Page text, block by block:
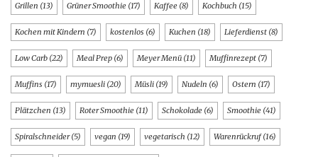
Grillen (13) Grüner Smoothie (17) Kaffee (8) Kochbuch (15)
Kochen mit Kindern (7) kostenlos (6) Kuchen (18) Lieferdienst (8)
Low Carb (22) Meal Prep (6) Meyer Menü (11) Muffinrezept (7)
Muffins (17) mymuesli (20) Müsli (19) Nudeln (6) Ostern (17)
Plätzchen (13) Roter Smoothie (11) Schokolade (6) Smoothie (41)
Spiralschneider(5) vegan (19) vegetarisch (12) Warenrückruf(16)